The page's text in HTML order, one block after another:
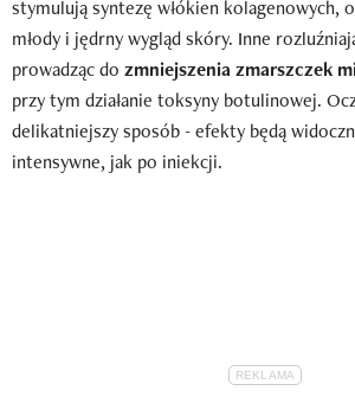
stymulują syntezę włókien kolagenowych,
młody i jędrny wygląd skóry. Inne
prowadząc do zmniejszenia zmarszczek
przy tym działanie toksyny botulinowej.
delikatniejszy sposób - efekty będą
intensywne, jak po iniekcji.